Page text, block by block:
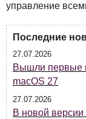
управление
Последние
27.07.2026
Вышли первые
macOS 27
27.07.2026
В новой